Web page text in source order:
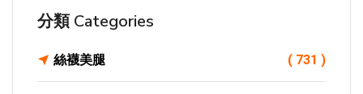
分類 Categories
絲襪美腿 ( 731 )